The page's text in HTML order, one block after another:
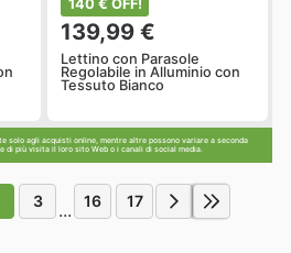
140 € OFF!
139,99 €
Lettino con Parasole
Regolabile in Alluminio con
Tessuto Bianco
solo agli acquisti online, mentre altre possono variare a seconda
di più visita il loro sito Web o i canali di social media.
3 ... 16 17